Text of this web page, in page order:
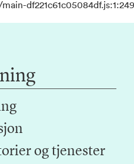
og tjenester